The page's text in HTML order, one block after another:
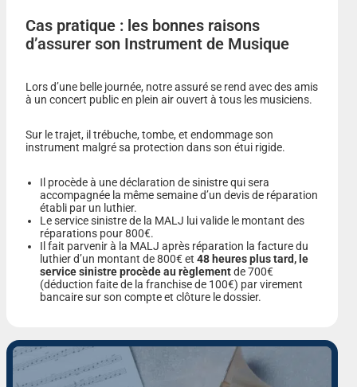
Cas pratique : les bonnes raisons
d’assurer son Instrument de Musique
Lors d’une belle journée, notre assuré se rend avec des amis
à un concert public en plein air ouvert à tous les musiciens.
Sur le trajet, il trébuche, tombe, et endommage son
instrument malgré sa protection dans son étui rigide.
Il procède à une déclaration de sinistre qui sera
accompagnée la même semaine d’un devis de réparation
établi par un luthier.
Le service sinistre de la MALJ lui valide le montant des
réparations pour 800€.
Il fait parvenir à la MALJ après réparation la facture du
luthier d’un montant de 800€ et 48 heures plus tard, le
service sinistre procède au règlementde 700€
(déduction faite de la franchise de 100€) par virement
bancaire sur son compte et clôture le dossier.